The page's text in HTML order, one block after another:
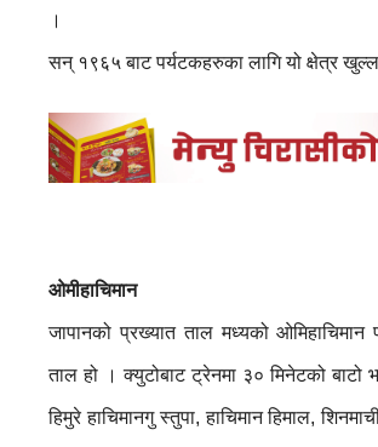
।
सन् १९६५ बाट पर्यटकहरुका लागि यो क्षेत्र
ओमीहाचिमान
जापानको प्रख्यात ताल मध्यको ओमिहाचिमान
ताल हो । क्युटोबाट ट्रेनमा ३० मिनेटको बाटो
हिमुरे हाचिमानगु स्तुपा, हाचिमान हिमाल,